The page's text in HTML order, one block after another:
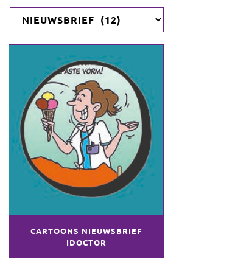
CARTOONS NIEUWSBRIEF
IDOCTOR